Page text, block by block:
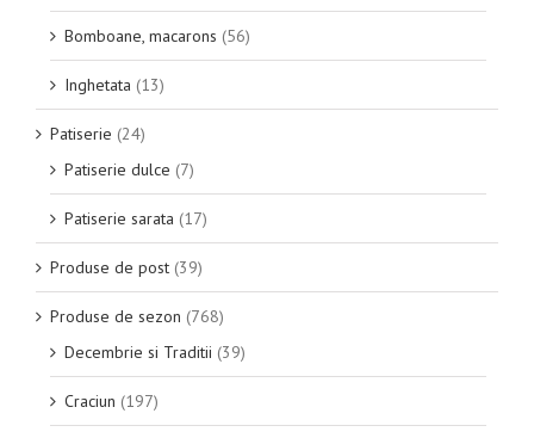
Bomboane, macarons (56)
Inghetata (13)
Patiserie (24)
Patiserie dulce (7)
Patiserie sarata (17)
Produse de post (39)
Produse de sezon (768)
Decembrie si Traditii (39)
Craciun (197)